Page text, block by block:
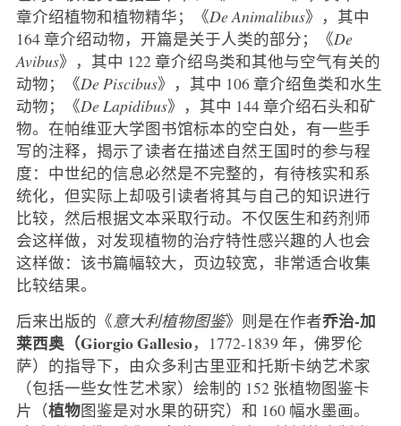
章介绍植物和植物精华；《De Animalibus》，其中
164 章介绍动物，开篇是关于人类的部分；《De
Avibus》，其中 122 章介绍鸟类和其他与空气有关的
动物；《De Piscibus》，其中 106 章介绍鱼类和水生
动物；《De Lapidibus》，其中 144 章介绍石头和矿
物。在帕维亚大学图书馆标本的空白处，有一些手
写的注释，揭示了读者在描述自然王国时的参与程
度：中世纪的信息必然是不完整的，有待核实和系
统化，但实际上却吸引读者将其与自己的知识进行
比较，然后根据文本采取行动。不仅医生和药剂师
会这样做，对发现植物的治疗特性感兴趣的人也会
这样做：该书篇幅较大，页边较宽，非常适合收集
比较结果。
后来出版的《意大利植物图鉴》则是在作者乔治-加
莱西奥（Giorgio Gallesio，1772-1839 年，佛罗伦
萨）的指导下，由众多利古里亚和托斯卡纳艺术家
（包括一些女性艺术家）绘制的 152 张植物图鉴卡
片（植物图鉴是对水果的研究）和 160 幅水墨画。